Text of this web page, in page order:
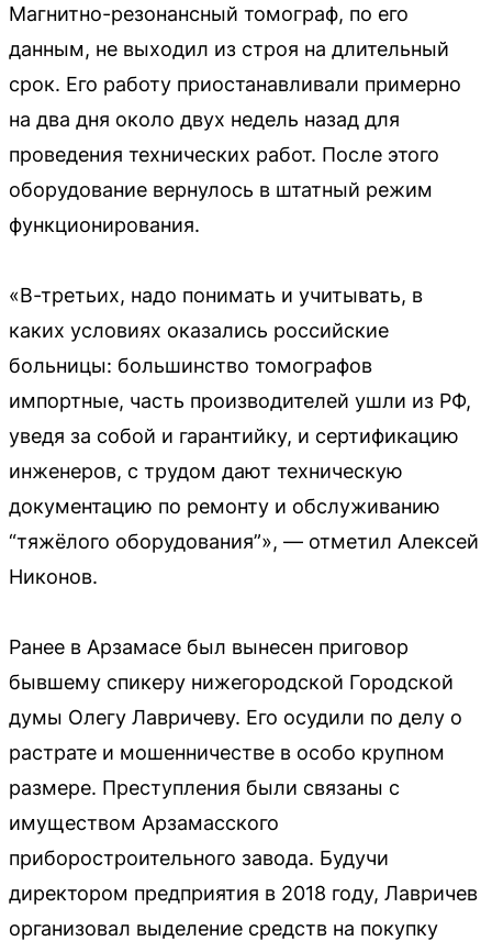
Магнитно-резонансный томограф, по его
данным, не выходил из строя на длительный
срок. Его работу приостанавливали примерно
на два дня около двух недель назад для
проведения технических работ. После этого
оборудование вернулось в штатный режим
функционирования.
«В-третьих, надо понимать и учитывать, в
каких условиях оказались российские
больницы: большинство томографов
импортные, часть производителей ушли из РФ,
уведя за собой и гарантийку, и сертификацию
инженеров, с трудом дают техническую
документацию по ремонту и обслуживанию
“тяжёлого оборудования”», — отметил Алексей
Никонов.
Ранее в Арзамасе был вынесен приговор
бывшему спикеру нижегородской Городской
думы Олегу Лавричеву. Его осудили по делу о
растрате и мошенничестве в особо крупном
размере. Преступления были связаны с
имуществом Арзамасского
приборостроительного завода. Будучи
директором предприятия в 2018 году, Лавричев
организовал выделение средств на покупку